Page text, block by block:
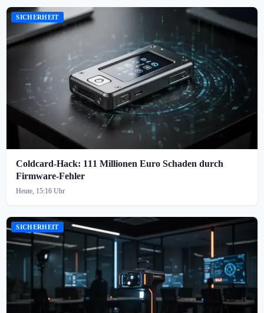
SICHERHEIT
Coldcard-Hack: 111 Millionen Euro Schaden durch
Firmware-Fehler
Heute, 15:16 Uhr
SICHERHEIT